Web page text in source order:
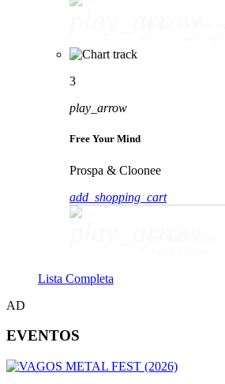
3
play_arrow
Free Your Mind
Prospa & Cloonee
add_shopping_cart
Lista Completa
AD
EVENTOS